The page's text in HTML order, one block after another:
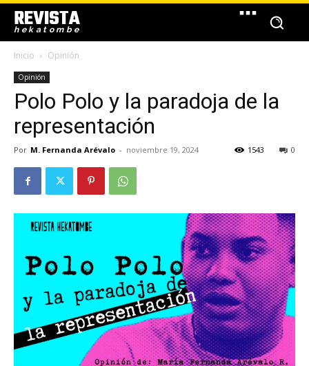
REVISTA
hekatombe
Inicio Opinión
Opinión
Polo Polo y la paradoja de la
representación
Por M. Fernanda Arévalo - noviembre 19, 2024 0
1543